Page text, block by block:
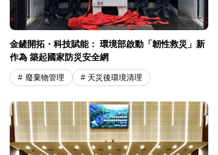
金鏟開拓・科技賦能： 環境部啟動「韌性救災」新
作為 築起國家防災安全網
廢棄物管理 天災後環境清理